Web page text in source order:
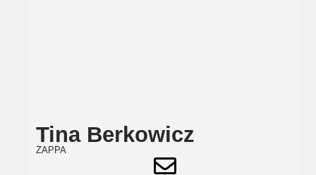
Tina Berkowicz
ZAPPA